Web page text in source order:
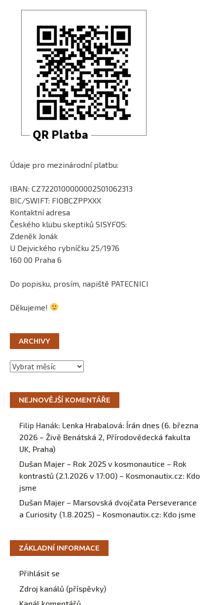
Údaje pro mezinárodní platbu:
IBAN: CZ7220100000002501062313
BIC/SWIFT: FIOBCZPPXXX
Kontaktní adresa
Českého klubu skeptiků SISYFOS:
Zdeněk Jonák
U Dejvického rybníčku 25/1976
160 00 Praha 6
Do popisku, prosím, napiště PATECNICI
Děkujeme!
ARCHIVY
Archivy
NEJNOVĚJŠÍ KOMENTÁŘE
Filip Hanák: Lenka Hrabalová: Írán dnes (6. března
2026 – Živě Benátská 2, Přírodovědecká fakulta
UK, Praha)
Dušan Majer – Rok 2025 v kosmonautice – Rok
kontrastů (2.1.2026 v 17:00) – Kosmonautix.cz: Kdo
jsme
Dušan Majer – Marsovská dvojčata Perseverance
a Curiosity (1.8.2025) – Kosmonautix.cz: Kdo jsme
ZÁKLADNÍ INFORMACE
Přihlásit se
Zdroj kanálů (příspěvky)